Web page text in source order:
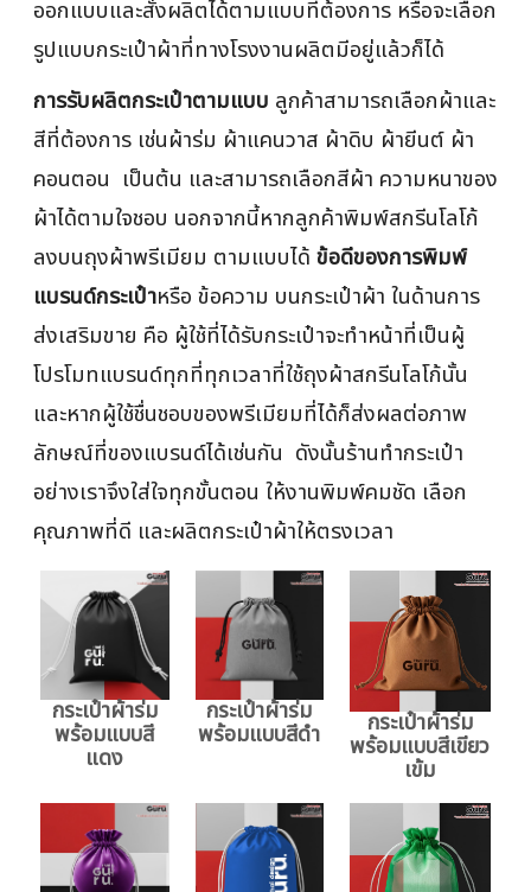
ออกแบบและสั่งผลิตได้ตามแบบที่ต้องการ หรือจะเลือก
รูปแบบกระเป๋าผ้าที่ทางโรงงานผลิตมีอยู่แล้วก็ได้
การรับผลิตกระเป๋าตามแบบ ลูกค้าสามารถเลือกผ้าและ
สีที่ต้องการ เช่นผ้าร่ม ผ้าแคนวาส ผ้าดิบ ผ้ายีนต์ ผ้า
คอนตอน เป็นต้น และสามารถเลือกสีผ้า ความหนาของ
ผ้าได้ตามใจชอบ นอกจากนี้หากลูกค้าพิมพ์สกรีนโลโก้
ลงบนถุงผ้าพรีเมียม ตามแบบได้ ข้อดีของการพิมพ์
แบรนด์กระเป๋าหรือ ข้อความ บนกระเป๋าผ้า ในด้านการ
ส่งเสริมขาย คือ ผู้ใช้ที่ได้รับกระเป๋าจะทำหน้าที่เป็นผู้
โปรโมทแบรนด์ทุกที่ทุกเวลาที่ใช้ถุงผ้าสกรีนโลโก้นั้น
และหากผู้ใช้ชื่นชอบของพรีเมียมที่ได้ก็ส่งผลต่อภาพ
ลักษณ์ที่ของแบรนด์ได้เช่นกัน ดังนั้นร้านทำกระเป๋า
อย่างเราจึงใส่ใจทุกขั้นตอน ให้งานพิมพ์คมชัด เลือก
คุณภาพที่ดี และผลิตกระเป๋าผ้าให้ตรงเวลา
กระเป๋าผ้าร่ม
พร้อมแบบสี
แดง
กระเป๋าผ้าร่ม
พร้อมแบบสีดำ กระเป๋าผ้าร่ม
พร้อมแบบสีเขียว
เข้ม